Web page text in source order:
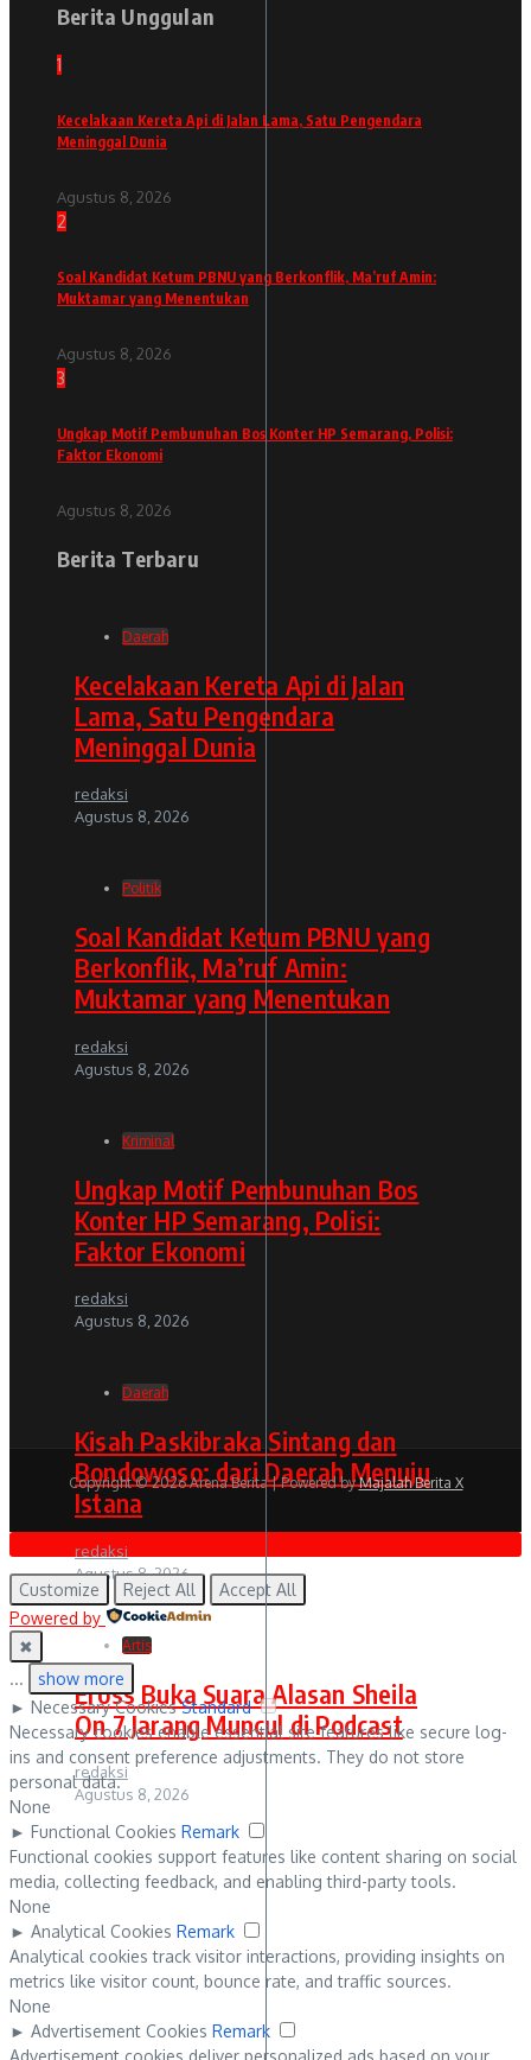
Berita Unggulan
1
Kecelakaan Kereta Api di Jalan Lama, Satu Pengendara
Meninggal Dunia
Agustus 8, 2026
2
Soal Kandidat Ketum PBNU yang Berkonflik, Ma’ruf Amin:
Muktamar yang Menentukan
Agustus 8, 2026
3
Ungkap Motif Pembunuhan Bos Konter HP Semarang, Polisi:
Faktor Ekonomi
Agustus 8, 2026
Berita Terbaru
Daerah
Kecelakaan Kereta Api di Jalan
Lama, Satu Pengendara
Meninggal Dunia
redaksi
Agustus 8, 2026
Politik
Soal Kandidat Ketum PBNU yang
Berkonflik, Ma’ruf Amin:
Muktamar yang Menentukan
redaksi
Agustus 8, 2026
Kriminal
Ungkap Motif Pembunuhan Bos
Konter HP Semarang, Polisi:
Faktor Ekonomi
redaksi
Agustus 8, 2026
Daerah
Kisah Paskibraka Sintang dan
Bondowoso: dari Daerah Menuju
Istana
redaksi
Agustus 8, 2026
Artis
Eross Buka Suara Alasan Sheila
On 7 Jarang Muncul di Podcast
redaksi
Agustus 8, 2026
Copyright © 2026 Arena Berita | Powered byMajalah Berita X
Customize Reject All
Accept All
Powered by
✖
...
show more
► Necessary Cookies Standard
Necessary cookies enable essential site features like secure log-
ins and consent preference adjustments. They do not store
personal data.
None
► Functional Cookies Remark
Functional cookies support features like content sharing on social
media, collecting feedback, and enabling third-party tools.
None
► Analytical Cookies Remark
Analytical cookies track visitor interactions, providing insights on
metrics like visitor count, bounce rate, and traffic sources.
None
► Advertisement Cookies Remark
Advertisement cookies deliver personalized ads based on your